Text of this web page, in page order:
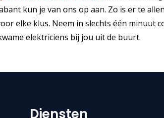
kun je van ons op aan. Zo is er te
elke klus. Neem in slechts één minuut
elektriciens bij jou uit de buurt.
Diensten